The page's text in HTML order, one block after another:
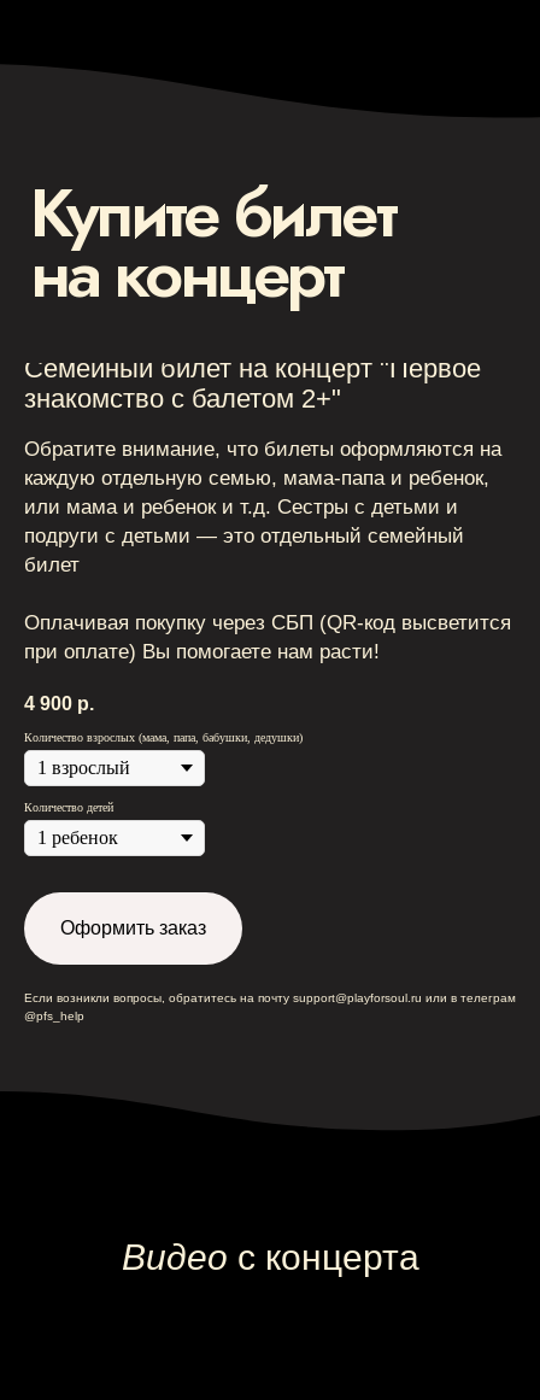
Семейный билет на концерт "Первое
знакомство с балетом 2+"
Обратите внимание, что билеты оформляются на
каждую отдельную семью, мама-папа и ребенок,
или мама и ребенок и т.д. Сестры с детьми и
подруги с детьми — это отдельный семейный
билет
Оплачивая покупку через СБП (QR-код высветится
при оплате) Вы помогаете нам расти!
4 900 р.
Количество взрослых (мама, папа, бабушки, дедушки)
Количество детей
Оформить заказ
Если возникли вопросы, обратитесь на почту support@playforsoul.ru или в телеграм
@pfs_help
Видео с концерта